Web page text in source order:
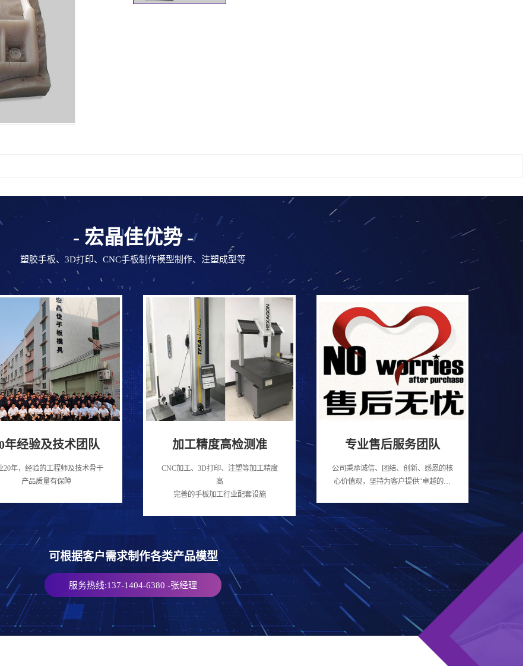
- 宏晶佳优势 -
塑胶手板、3D打印、CNC手板制作模型制作、注塑成型等
年经验及技术团队
20年，经验的工程师及技术骨干
产品质量有保障
加工精度高检测准
CNC加工、3D打印、注塑等加工精度
高
完善的手板加工行业配套设施
专业售后服务团队
公司秉承诚信、团结、创新、感恩的核
心价值观，坚持为客户提供“卓越的产
人为本，与客共赢，共同追求，共创未
来”的服务标准
可根据客户需求制作各类产品模型
服务热线:137-1404-6380 -张经理